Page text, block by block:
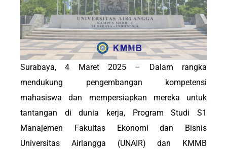
Surabaya, 4 Maret 2025 – Dalam rangka
mendukung pengembangan kompetensi
mahasiswa dan mempersiapkan mereka untuk
tantangan di dunia kerja, Program Studi S1
Manajemen
Fakultas Ekonomi dan Bisnis
Universitas Airlangga (UNAIR) dan
KMMB